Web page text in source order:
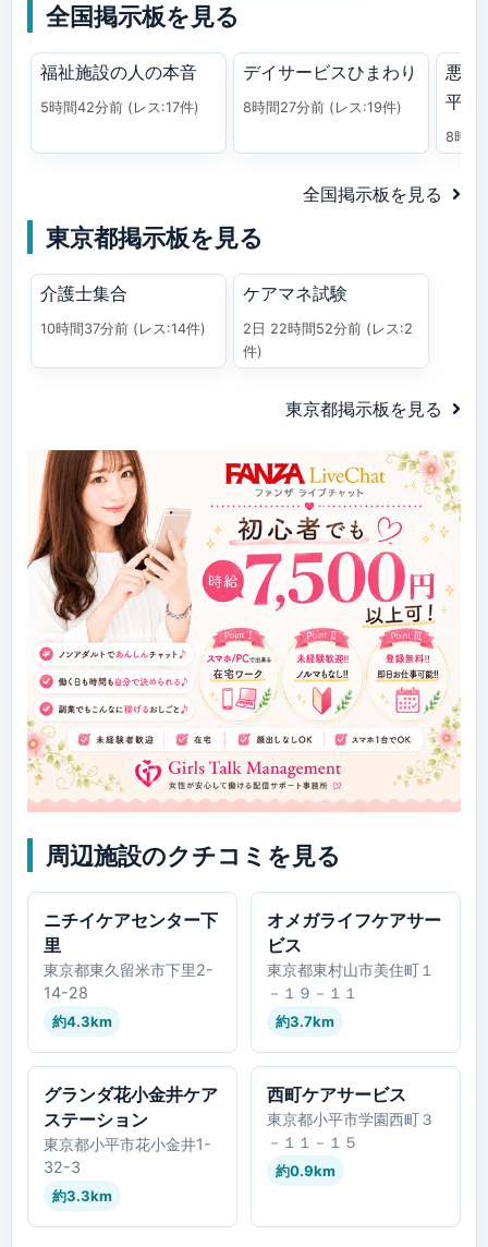
全国掲示板を見る
福祉施設の人の本音
5時間42分前 (レス:17件)
デイサービスひまわり
8時間27分前 (レス:19件)
悪
平
8時間
全国掲示板を見る
東京都掲示板を見る
介護士集合
10時間37分前 (レス:14件)
ケアマネ試験
2日 22時間52分前 (レス:2
件)
東京都掲示板を見る
周辺施設のクチコミを見る
ニチイケアセンター下
里
東京都東久留米市下里2-
14-28
約4.3km
オメガライフケアサー
ビス
東京都東村山市美住町１
－１９－１１
約3.7km
グランダ花小金井ケア
ステーション
東京都小平市花小金井1-
32-3
約3.3km
西町ケアサービス
東京都小平市学園西町３
－１１－１５
約0.9km